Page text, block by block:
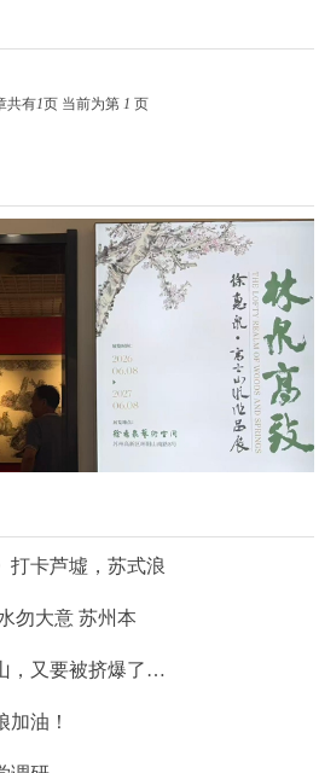
共有1页 当前为第 1 页
打卡芦墟，苏式浪
勿大意 苏州本
，又要被挤爆了…
加油！